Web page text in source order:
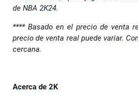
de NBA 2K24.
**** Basado en el precio de venta
precio de venta real puede variar.
cercana.
Acerca de 2K